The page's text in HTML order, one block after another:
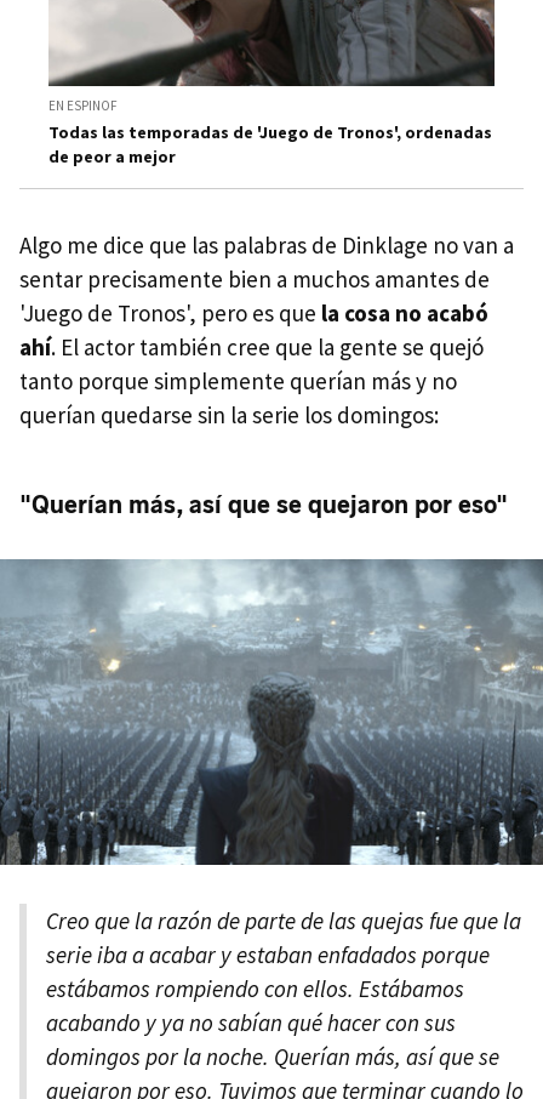
EN ESPINOF
Todas las temporadas de 'Juego de Tronos', ordenadas
de peor a mejor
Algo me dice que las palabras de Dinklage no van a
sentar precisamente bien a muchos amantes de
'Juego de Tronos', pero es que la cosa no acabó
ahí. El actor también cree que la gente se quejó
tanto porque simplemente querían más y no
querían quedarse sin la serie los domingos:
"Querían más, así que se quejaron por eso"
Creo que la razón de parte de las quejas fue que la
serie iba a acabar y estaban enfadados porque
estábamos rompiendo con ellos. Estábamos
acabando y ya no sabían qué hacer con sus
domingos por la noche. Querían más, así que se
quejaron por eso. Tuvimos que terminar cuando lo